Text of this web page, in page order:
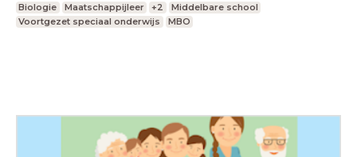
Biologie Maatschappijleer +2
Middelbare school
Voortgezet speciaal onderwijs
MBO